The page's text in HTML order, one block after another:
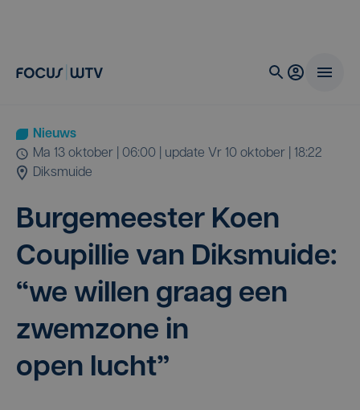
Nieuws
ma 13 oktober | 06:00
| update
vr 10 oktober | 18:22
Diksmuide
Bur­ge­mees­ter Koen
Cou­pil­lie van Diks­mui­de:
“we wil­len graag een
zwem­zo­ne in
open lucht”